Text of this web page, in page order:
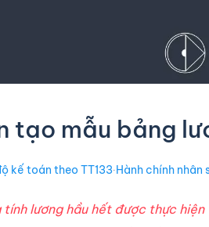
tạo mẫu bảng
kế toán theo TT133∙Hành chính nhân
tính lương hầu hết được thực